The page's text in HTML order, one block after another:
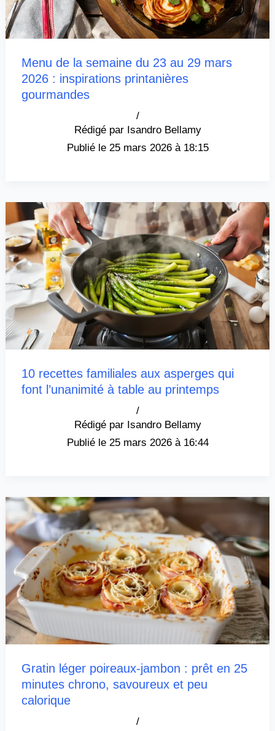
Menu de la semaine du 23 au 29 mars
2026 : inspirations printanières
gourmandes
Isandro Bellamy
/
25 mars 2026 à 18:15
10 recettes familiales aux asperges qui
font l’unanimité à table au printemps
Isandro Bellamy
/
25 mars 2026 à 16:44
Gratin léger poireaux-jambon : prêt en 25
minutes chrono, savoureux et peu
calorique
/